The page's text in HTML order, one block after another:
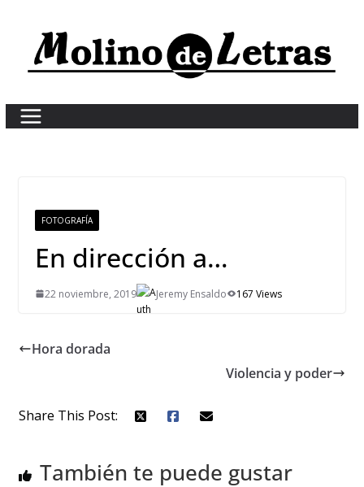
content
FOTOGRAFÍA
En dirección a…
22 noviembre, 2019 Jeremy Ensaldo 167 Views
Hora dorada
Violencia y poder
Share This Post:
También te puede gustar